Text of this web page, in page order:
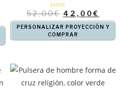
Valorado con
5.00
de 5
52,00€ 42,00€
PERSONALIZAR PROYECCIÓN Y
COMPRAR